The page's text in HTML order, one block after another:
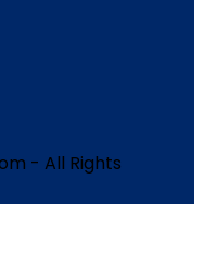
- All Rights